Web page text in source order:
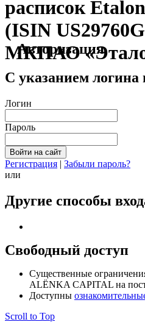
расписок
(ISIN
МКПАО
Авторизация
С указанием логина
Логин
Пароль
Регистрация | Забыли пароль?
или
Другие способы
Свободный доступ
Cущественные
ALЁNKA CAPITAL на
Доступны
Scroll to Top